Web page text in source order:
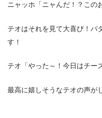
ニャッホ「ニャんだ！？この
テオはそれを見て大喜び！パ
す！
テオ「やった～！今日はチー
最高に嬉しそうなテオの声が